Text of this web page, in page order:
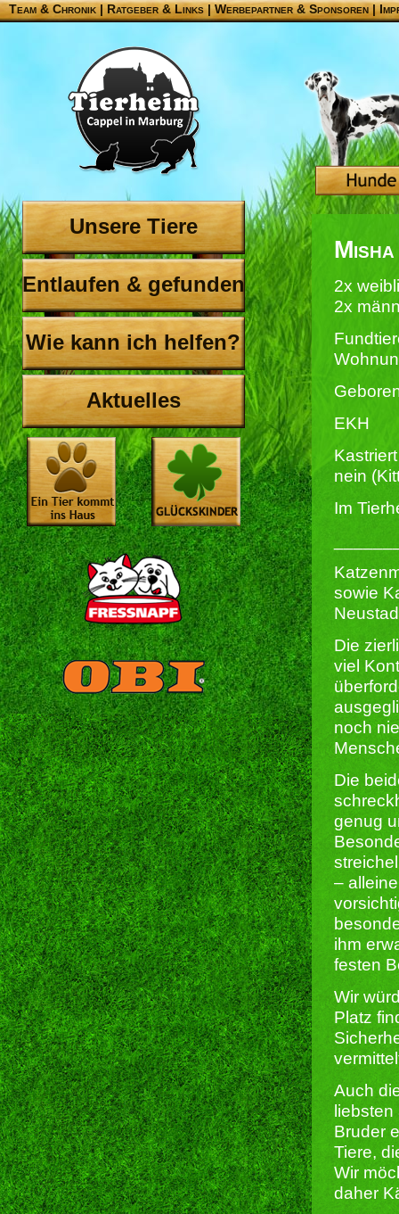
Team & Chronik |Ratgeber & Links|Werbepartner & Sponsoren|
Unsere Tiere
Entlaufen & gefunden
Wie kann ich helfen?
Aktuelles
2x
2x
EKH
nein
Im
sowie
Die
viel
noch
Die
genug
–
ihm
festen
Wir
Platz
Auch
liebsten
Bruder
Tiere,
Wir
daher